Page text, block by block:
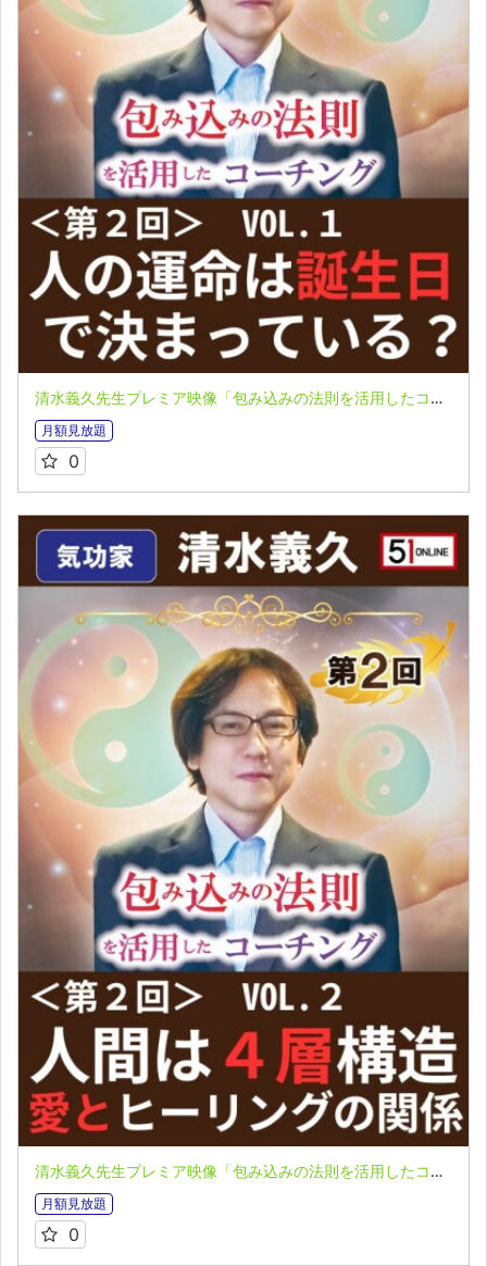
清水義久先生プレミア映像「包み込みの法則を活用したコーチング」第２回 VOL.１：人の運命は誕生日で決まっている！？
月額見放題
0
清水義久先生プレミア映像「包み込みの法則を活用したコーチング」第２回 VOL.２：人間は４層構造 愛だけではヒーリングできない！？
月額見放題
0